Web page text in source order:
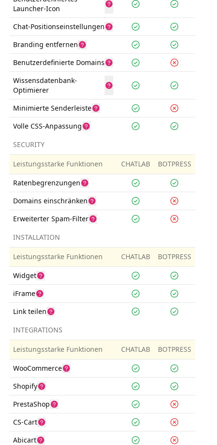
Launcher-Icon
Chat-Positionseinstellungen
Branding entfernen
Benutzerdefinierte Domains
Wissensdatenbank-
Optimierer
Minimierte Senderleiste
Volle CSS-Anpassung
SECURITY
Leistungsstarke Funktionen CHATLAB BOTPRESS
Ratenbegrenzungen
Domains einschränken
Erweiterter Spam-Filter
INSTALLATION
Leistungsstarke Funktionen CHATLAB BOTPRESS
Widget
iFrame
Link teilen
INTEGRATIONS
Leistungsstarke Funktionen CHATLAB BOTPRESS
WooCommerce
Shopify
PrestaShop
CS-Cart
Abicart